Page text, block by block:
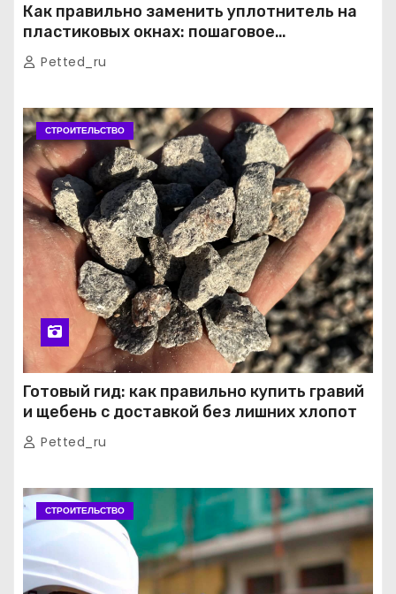
Как правильно заменить уплотнитель на
пластиковых окнах: пошаговое
руководство от экспертов
Petted_ru
СТРОИТЕЛЬСТВО
Готовый гид: как правильно купить гравий
и щебень с доставкой без лишних хлопот
Petted_ru
СТРОИТЕЛЬСТВО